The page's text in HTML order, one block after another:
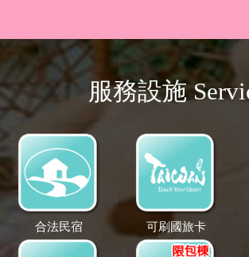
服務設施
合法民宿 可刷國旅卡